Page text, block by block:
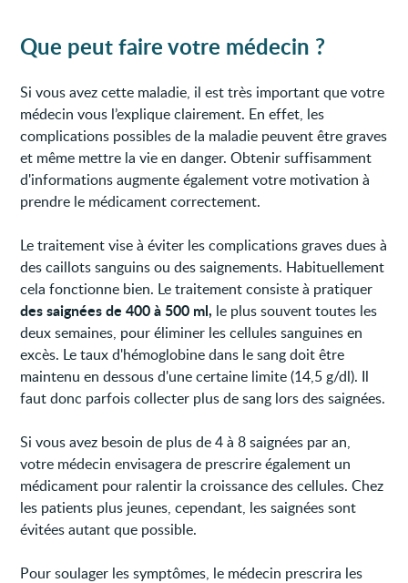
Que peut faire votre médecin ?
Si vous avez cette maladie, il est très important que votre
médecin vous l’explique clairement. En effet, les
complications possibles de la maladie peuvent être graves
et même mettre la vie en danger. Obtenir suffisamment
d'informations augmente également votre motivation à
prendre le médicament correctement.
Le traitement vise à éviter les complications graves dues à
des caillots sanguins ou des saignements. Habituellement
cela fonctionne bien. Le traitement consiste à pratiquer
des saignées de 400 à 500 ml, le plus souvent toutes les
deux semaines, pour éliminer les cellules sanguines en
excès. Le taux d'hémoglobine dans le sang doit être
maintenu en dessous d'une certaine limite (14,5 g/dl). Il
faut donc parfois collecter plus de sang lors des saignées.
Si vous avez besoin de plus de 4 à 8 saignées par an,
votre médecin envisagera de prescrire également un
médicament pour ralentir la croissance des cellules. Chez
les patients plus jeunes, cependant, les saignées sont
évitées autant que possible.
Pour soulager les symptômes, le médecin prescrira les